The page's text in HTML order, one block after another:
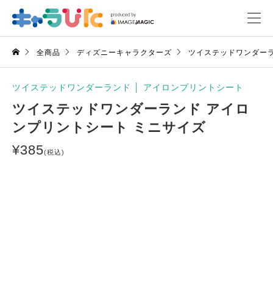
全商品 ディズニーキャラクターズ ツイステッドワンダー
ツイステッドワンダーランド アイロンプリントシート
ツイステッドワンダーランド アイロ
ンプリントシート ミニサイズ
¥385(税込)